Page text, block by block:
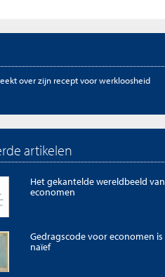
over zijn recept voor werkloosheid
artikelen
Het gekantelde wereldbeeld van
economen
Gedragscode voor economen is
naïef